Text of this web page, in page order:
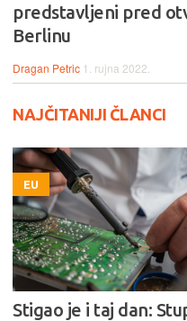
predstavljeni pred
Berlinu
Dragan Petric 1. rujna 2022.
NAJČITANIJI ČLANCI
EU
Stigao je i taj dan: